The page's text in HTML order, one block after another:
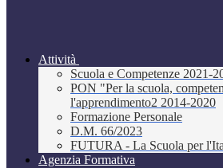
Attività
Scuola e Competenze 2021-
PON "Per la scuola,
l'apprendimento2 2014-2020
Formazione Personale
D.M. 66/2023
FUTURA - La Scuola per
Agenzia Formativa